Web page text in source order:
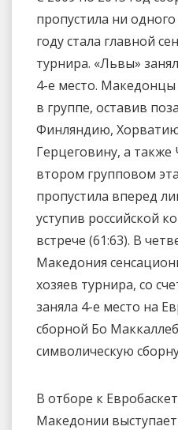
пропустила ни
году стала главной
турнира. «Львы»
4-е место. Македонцы
в группе, оставив
Финляндию,
Герцеговину, а
втором групповом
пропустила вперед
уступив российской
встрече (61:63). В
Македония
хозяев турнира, со
заняла 4-е место на
сборной Бо
символическую
В отборе к
Македонии